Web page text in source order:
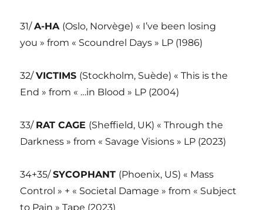
31/A-HA (Oslo, Norvège) « I’ve been losing
you » from « Scoundrel Days » LP (1986)
32/VICTIMS (Stockholm, Suède) « This is the
End » from « …in Blood » LP (2004)
33/ RAT CAGE (Sheffield, UK) « Through the
Darkness » from « Savage Visions » LP (2023)
34+35/SYCOPHANT (Phoenix, US) « Mass
Control » + « Societal Damage » from « Subject
to Pain » Tape (2023)